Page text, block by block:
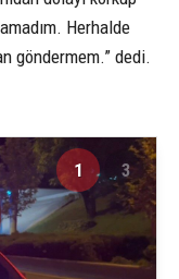
Herhalde
göndermem.” dedi.
1 3